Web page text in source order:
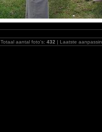
Totaal aantal foto's: 432 | Laatste